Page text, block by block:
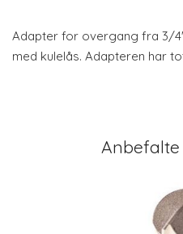
Adapter for overgang fra 3/4"
med kulelås. Adapteren har